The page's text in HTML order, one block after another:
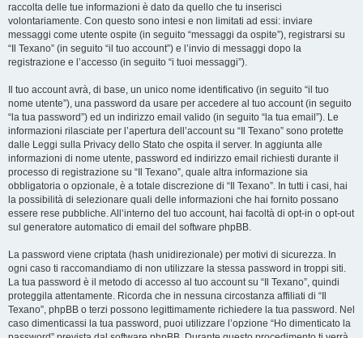
raccolta delle tue informazioni è dato da quello che tu inserisci
volontariamente. Con questo sono intesi e non limitati ad essi: inviare
messaggi come utente ospite (in seguito “messaggi da ospite”), registrarsi su
“Il Texano” (in seguito “il tuo account”) e l’invio di messaggi dopo la
registrazione e l’accesso (in seguito “i tuoi messaggi”).
Il tuo account avrà, di base, un unico nome identificativo (in seguito “il tuo
nome utente”), una password da usare per accedere al tuo account (in seguito
“la tua password”) ed un indirizzo email valido (in seguito “la tua email”). Le
informazioni rilasciate per l’apertura dell’account su “Il Texano” sono protette
dalle Leggi sulla Privacy dello Stato che ospita il server. In aggiunta alle
informazioni di nome utente, password ed indirizzo email richiesti durante il
processo di registrazione su “Il Texano”, quale altra informazione sia
obbligatoria o opzionale, è a totale discrezione di “Il Texano”. In tutti i casi, hai
la possibilità di selezionare quali delle informazioni che hai fornito possano
essere rese pubbliche. All’interno del tuo account, hai facoltà di opt-in o opt-out
sul generatore automatico di email del software phpBB.
La password viene criptata (hash unidirezionale) per motivi di sicurezza. In
ogni caso ti raccomandiamo di non utilizzare la stessa password in troppi siti.
La tua password è il metodo di accesso al tuo account su “Il Texano”, quindi
proteggila attentamente. Ricorda che in nessuna circostanza affiliati di “Il
Texano”, phpBB o terzi possono legittimamente richiedere la tua password. Nel
caso dimenticassi la tua password, puoi utilizzare l’opzione “Ho dimenticato la